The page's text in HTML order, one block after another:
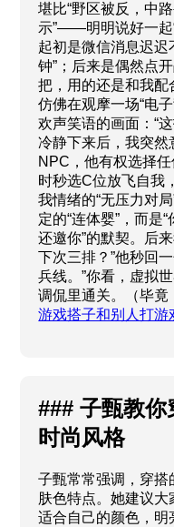
堪比“野区被反，中
示”——明明说好一起
起初是微信消息迟迟
钟”；后来是偶然点
把，用的还是和我配
仿佛在观摩一场“电
欢声笑语的画面：“
冷静下来后，我突然
NPC，他有权选择
时秒选C位放飞自我
我情绪的“无压力对
定的“连体婴”，而是
还邀你”的默契。后
下次三排？”他秒回
兵线。”你看，虚拟
调侃里通关。（毕竟
游戏搭子和别人打游
### 子甄教
时尚风格
子甄常常强调，穿搭
肤色特点。她建议大
适合自己的颜色，